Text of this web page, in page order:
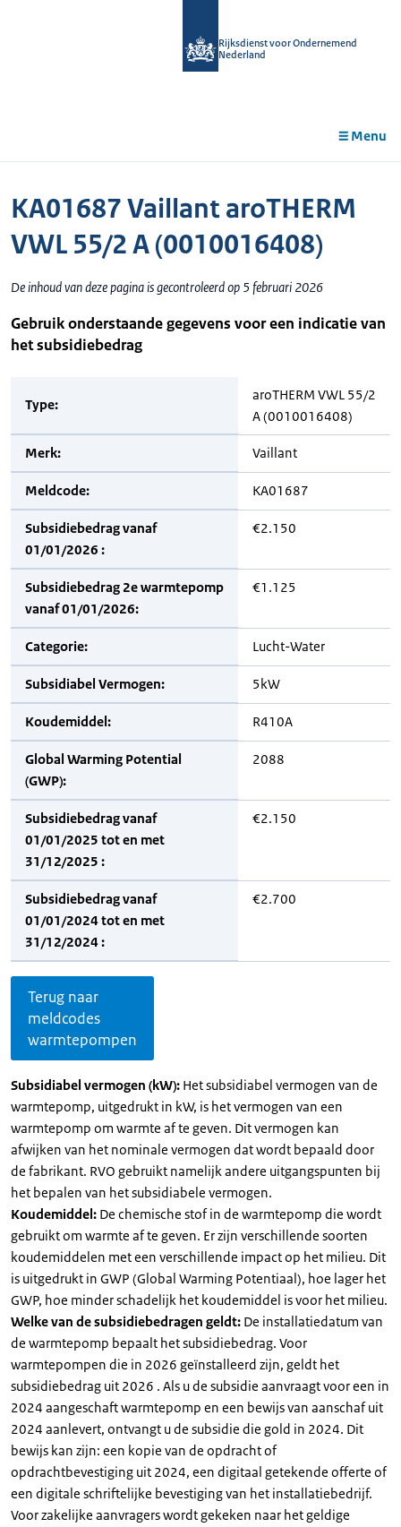
Rijksdienst voor Ondernemend
Nederland
Menu
KA01687 Vaillant aroTHERM
VWL 55/2 A (0010016408)
De inhoud van deze pagina is gecontroleerd op 5 februari 2026
Gebruik onderstaande gegevens voor een indicatie van
het subsidiebedrag
Type:
aroTHERM VWL 55/2
A (0010016408)
Merk: Vaillant
Meldcode: KA01687
Subsidiebedrag vanaf
01/01/2026 :
€2.150
Subsidiebedrag 2e warmtepomp
vanaf 01/01/2026:
€1.125
Categorie: Lucht-Water
Subsidiabel Vermogen: 5kW
Koudemiddel: R410A
Global Warming Potential
(GWP):
2088
Subsidiebedrag vanaf
01/01/2025 tot en met
31/12/2025 :
€2.150
Subsidiebedrag vanaf
01/01/2024 tot en met
31/12/2024 :
€2.700
Terug naar
meldcodes
warmtepompen
Subsidiabel vermogen (kW): Het subsidiabel vermogen van de
warmtepomp, uitgedrukt in kW, is het vermogen van een
warmtepomp om warmte af te geven. Dit vermogen kan
afwijken van het nominale vermogen dat wordt bepaald door
de fabrikant. RVO gebruikt namelijk andere uitgangspunten bij
het bepalen van het subsidiabele vermogen.
Koudemiddel: De chemische stof in de warmtepomp die wordt
gebruikt om warmte af te geven. Er zijn verschillende soorten
koudemiddelen met een verschillende impact op het milieu. Dit
is uitgedrukt in GWP (Global Warming Potentiaal), hoe lager het
GWP, hoe minder schadelijk het koudemiddel is voor het milieu.
Welke van de subsidiebedragen geldt: De installatiedatum van
de warmtepomp bepaalt het subsidiebedrag. Voor
warmtepompen die in 2026 geïnstalleerd zijn, geldt het
subsidiebedrag uit 2026 . Als u de subsidie aanvraagt voor een in
2024 aangeschaft warmtepomp en een bewijs van aanschaf uit
2024 aanlevert, ontvangt u de subsidie die gold in 2024. Dit
bewijs kan zijn: een kopie van de opdracht of
opdrachtbevestiging uit 2024, een digitaal getekende offerte of
een digitale schriftelijke bevestiging van het installatiebedrijf.
Voor zakelijke aanvragers wordt gekeken naar het geldige